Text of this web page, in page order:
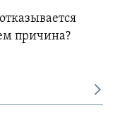
причина?